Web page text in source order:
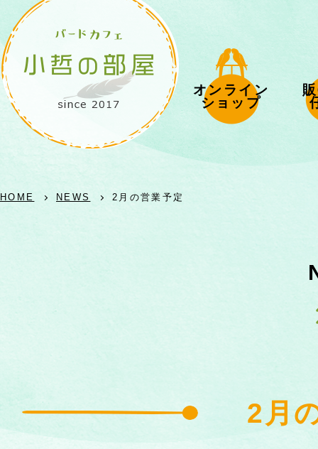
オンライン
ショップ
HOME NEWS 2月の営業予定
2月